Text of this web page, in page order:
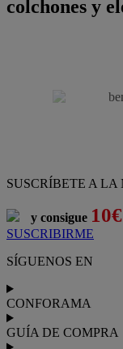
colchones y
SUSCRÍBETE A LA
y consigue 10€
SUSCRIBIRME
SÍGUENOS EN
CONFORAMA
GUÍA DE COMPRA